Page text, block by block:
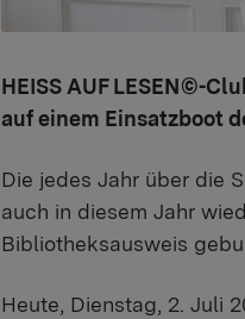
HEISS AUF LESEN©-
auf einem Einsatzboot
Die jedes Jahr über die
auch in diesem Jahr
Bibliotheksausweis
Heute, Dienstag, 2. Juli